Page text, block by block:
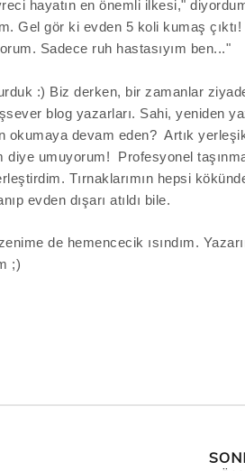
hayatın en önemli ilkesi,"
Gel gör ki evden 5 koli kumaş
Sadece ruh hastasıyım ben..."
:) Biz derken, bir zamanlar
blog yazarları. Sahi, yeniden
okumaya devam eden? Artık
diye umuyorum!
Profesyonel
Tırnaklarımın hepsi
evden dışarı atıldı bile.
de hemencecik ısındım.
;)